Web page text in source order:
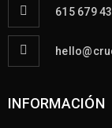
615 679
INFORMACIÓN